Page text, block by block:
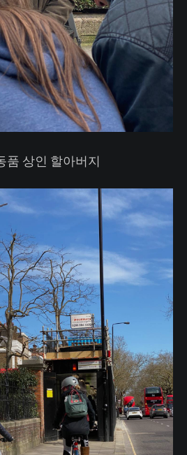
품 상인 할아버지